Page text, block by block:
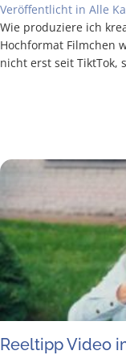
Veröffentlicht in Alle
Wie pro­du­zie­re ich
Hoch­for­mat Film­chen
nicht erst seit Tikt­Tok,
Reel­tipp Video